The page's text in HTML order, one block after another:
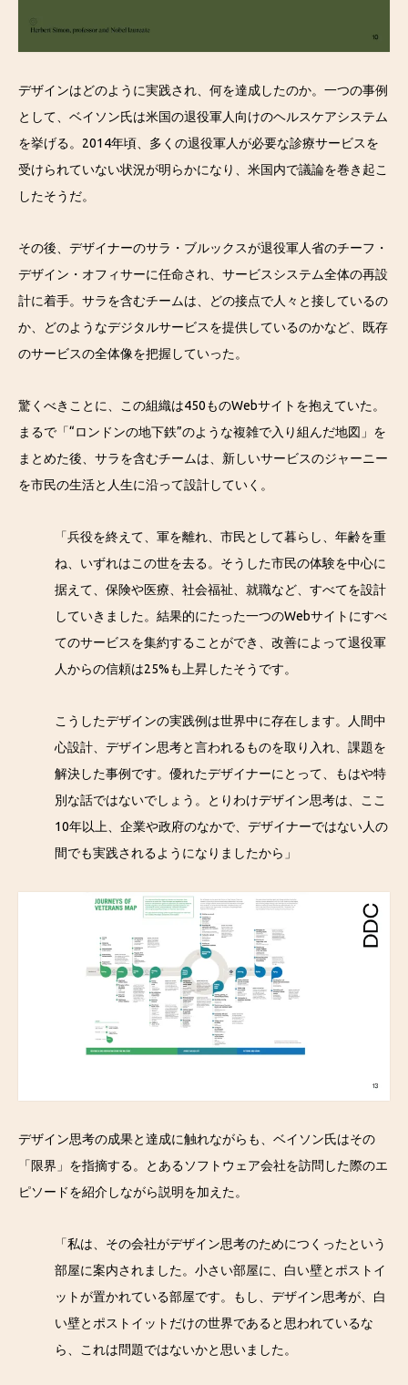
デザインはどのように実践され、何を達成したのか。一つの事例
として、ベイソン氏は米国の退役軍人向けのヘルスケアシステム
を挙げる。2014年頃、多くの退役軍人が必要な診療サービスを
受けられていない状況が明らかになり、米国内で議論を巻き起こ
したそうだ。
その後、デザイナーのサラ・ブルックスが退役軍人省のチーフ・
デザイン・オフィサーに任命され、サービスシステム全体の再設
計に着手。サラを含むチームは、どの接点で人々と接しているの
か、どのようなデジタルサービスを提供しているのかなど、既存
のサービスの全体像を把握していった。
驚くべきことに、この組織は450ものWebサイトを抱えていた。
まるで「“ロンドンの地下鉄”のような複雑で入り組んだ地図」を
まとめた後、サラを含むチームは、新しいサービスのジャーニー
を市民の生活と人生に沿って設計していく。
「兵役を終えて、軍を離れ、市民として暮らし、年齢を重
ね、いずれはこの世を去る。そうした市民の体験を中心に
据えて、保険や医療、社会福祉、就職など、すべてを設計
していきました。結果的にたった一つのWebサイトにすべ
てのサービスを集約することができ、改善によって退役軍
人からの信頼は25%も上昇したそうです。
こうしたデザインの実践例は世界中に存在します。人間中
心設計、デザイン思考と言われるものを取り入れ、課題を
解決した事例です。優れたデザイナーにとって、もはや特
別な話ではないでしょう。とりわけデザイン思考は、ここ
10年以上、企業や政府のなかで、デザイナーではない人の
間でも実践されるようになりましたから」
デザイン思考の成果と達成に触れながらも、ベイソン氏はその
「限界」を指摘する。とあるソフトウェア会社を訪問した際のエ
ピソードを紹介しながら説明を加えた。
「私は、その会社がデザイン思考のためにつくったという
部屋に案内されました。小さい部屋に、白い壁とポストイ
ットが置かれている部屋です。もし、デザイン思考が、白
い壁とポストイットだけの世界であると思われているな
ら、これは問題ではないかと思いました。